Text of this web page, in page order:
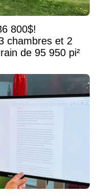
800$!
chambres et 2
de 95 950 pi²